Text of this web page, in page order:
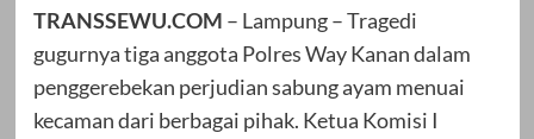
TRANSSEWU.COM – Lampung – Tragedi
gugurnya tiga anggota Polres Way Kanan dalam
penggerebekan perjudian sabung ayam menuai
kecaman dari berbagai pihak. Ketua Komisi I